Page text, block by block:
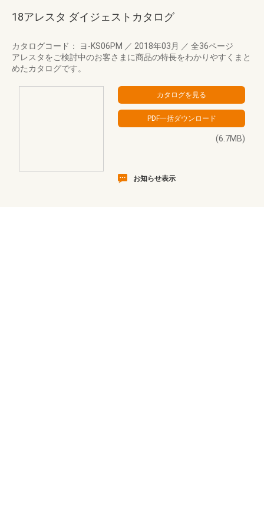
18アレスタ ダイジェストカタログ
カタログコード： ヨ-KS06PM ／ 2018年03月 ／ 全36ページ
アレスタをご検討中のお客さまに商品の特長をわかりやすくまと
めたカタログです。
(6.7MB)
お知らせ表示